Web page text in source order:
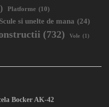
Platforme (10)
Scule si unelte de mana (24)
(732) Vole (1)
Bocker AK-42